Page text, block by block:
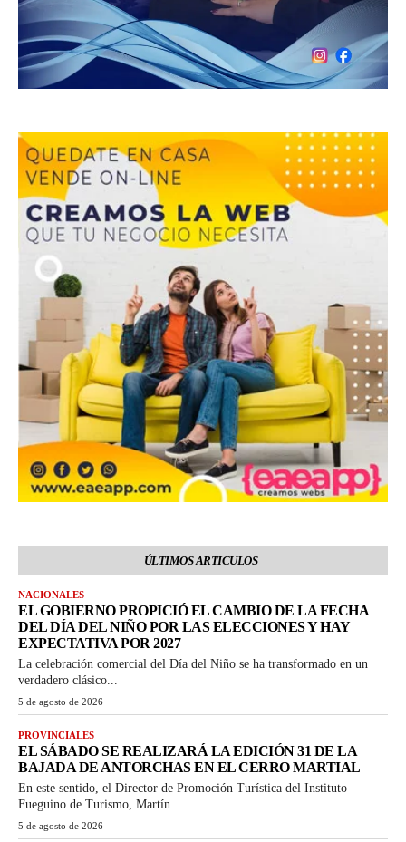
ÚLTIMOS ARTICULOS
NACIONALES
EL GOBIERNO PROPICIÓ EL CAMBIO DE LA FECHA
DEL DÍA DEL NIÑO POR LAS ELECCIONES Y HAY
EXPECTATIVA POR 2027
La celebración comercial del Día del Niño se ha transformado en un
verdadero clásico...
5 de agosto de 2026
PROVINCIALES
EL SÁBADO SE REALIZARÁ LA EDICIÓN 31 DE LA
BAJADA DE ANTORCHAS EN EL CERRO MARTIAL
En este sentido, el Director de Promoción Turística del Instituto
Fueguino de Turismo, Martín...
5 de agosto de 2026